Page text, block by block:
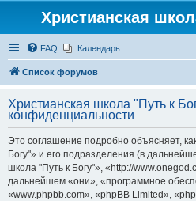
Христианская
FAQ Календарь
Список форумов
Христианская школа "Путь к
конфиденциальности
Это соглашение подробно объясняет,
Богу"» и его подразделения (в
школа "Путь к Богу"», «http://
дальнейшем «они», «программное
«www.phpbb.com», «phpBB Limited»,